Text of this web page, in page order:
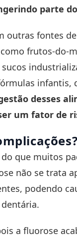
parte
outras fontes
frutos-do-
infantis,
desses
um fator de
que muitos
não se trata
podendo
a fluorose